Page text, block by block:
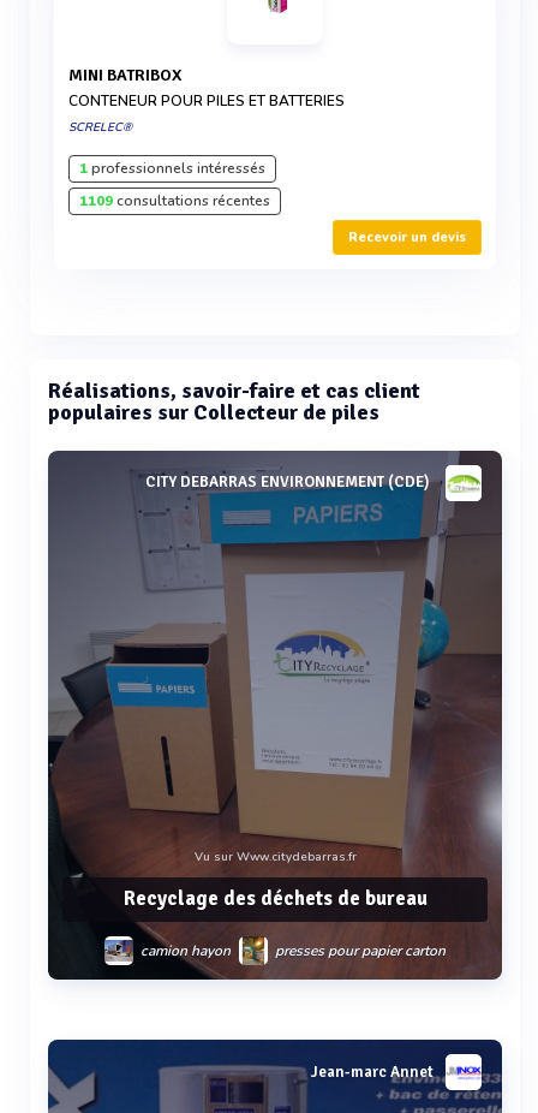
MINI BATRIBOX
CONTENEUR POUR PILES ET BATTERIES
SCRELEC®
1professionnels intéressés
1109consultations récentes
Recevoir un devis
Réalisations, savoir-faire et cas client
populaires sur Collecteur de piles
CITY DEBARRAS ENVIRONNEMENT (CDE)
Vu sur Www.citydebarras.fr
Recyclage des déchets de bureau
camion hayon presses pour papier carton
tri de papiers et cartons console sécurisée
box cartonée
Voir plusJean-marc Annet